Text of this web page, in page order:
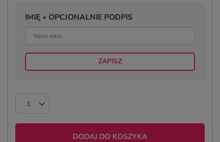
IMIĘ + OPCJONALNIE PODPIS
ZAPISZ
DODAJ DO KOSZYKA